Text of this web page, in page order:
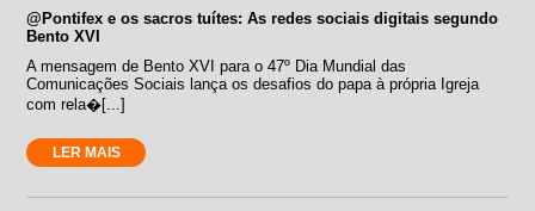
@Pontifex e os sacros tuítes: As redes sociais digitais segundo
Bento XVI
A mensagem de Bento XVI para o 47º Dia Mundial das
Comunicações Sociais lança os desafios do papa à própria Igreja
com rela�[...]
LER MAIS